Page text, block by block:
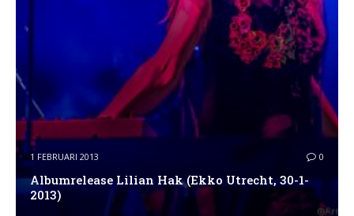
1 FEBRUARI 2013 0
Albumrelease Lilian Hak (Ekko Utrecht, 30-1-
2013)